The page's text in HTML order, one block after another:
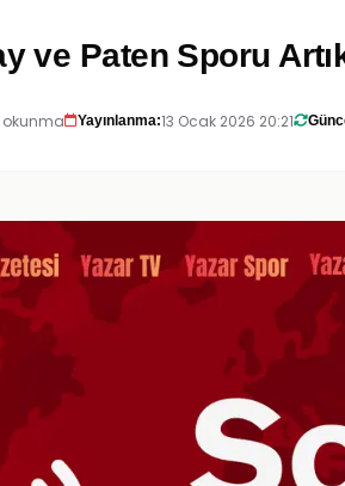
ve Paten Sporu
okunma Yayınlanma:13 Ocak 2026 20:21